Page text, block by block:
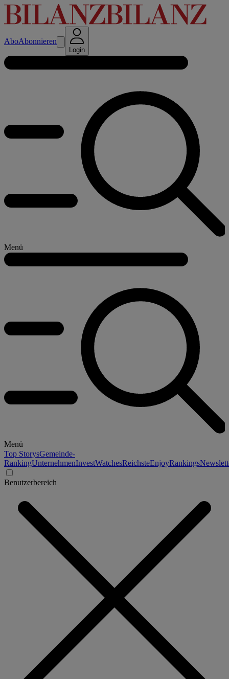
AboAbonnieren
Login
Menü
Menü
Top StorysGemeinde-
RankingUnternehmenInvestWatchesReichsteEnjoyRankings
Benutzerbereich